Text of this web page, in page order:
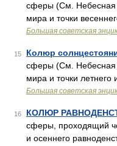
сферы (См.
мира и точки
Большая советская
15 Колюр
сферы (См.
мира и точки летнего
Большая советская
16 КОЛЮР
сферы, проходящий
и осеннего